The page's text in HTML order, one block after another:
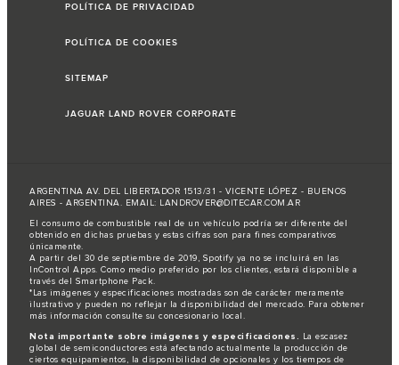
POLÍTICA DE PRIVACIDAD
POLÍTICA DE COOKIES
SITEMAP
JAGUAR LAND ROVER CORPORATE
ARGENTINA AV. DEL LIBERTADOR 1513/31 - VICENTE LÓPEZ - BUENOS
AIRES - ARGENTINA. EMAIL: LANDROVER@DITECAR.COM.AR
El consumo de combustible real de un vehículo podría ser diferente del
obtenido en dichas pruebas y estas cifras son para fines comparativos
únicamente.
A partir del 30 de septiembre de 2019, Spotify ya no se incluirá en las
InControl Apps. Como medio preferido por los clientes, estará disponible a
través del Smartphone Pack.
*Las imágenes y especificaciones mostradas son de carácter meramente
ilustrativo y pueden no reflejar la disponibilidad del mercado. Para obtener
más información consulte su concesionario local.
Nota importante sobre imágenes y especificaciones. La escasez
global de semiconductores está afectando actualmente la producción de
ciertos equipamientos, la disponibilidad de opcionales y los tiempos de